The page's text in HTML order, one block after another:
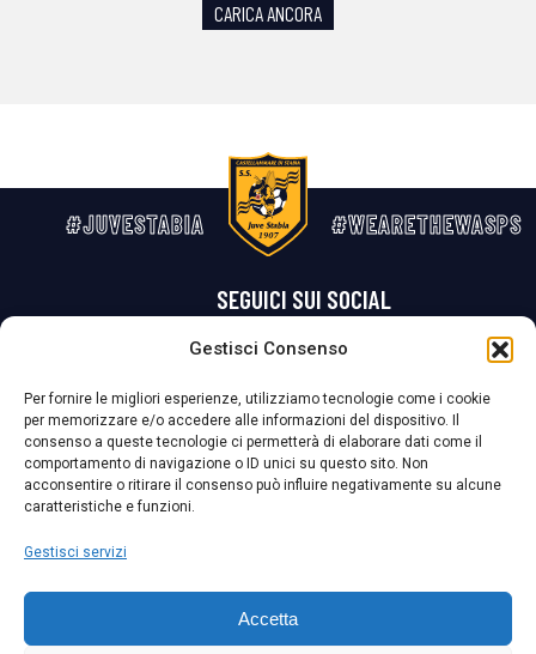
Gestisci Consenso
Per fornire le migliori esperienze, utilizziamo tecnologie come i cookie
per memorizzare e/o accedere alle informazioni del dispositivo. Il
consenso a queste tecnologie ci permetterà di elaborare dati come il
comportamento di navigazione o ID unici su questo sito. Non
acconsentire o ritirare il consenso può influire negativamente su alcune
caratteristiche e funzioni.
Gestisci servizi
Accetta
CARICA ANCORA
#JUVESTABIA #WEARETHEWASPS
SEGUICI SUI SOCIAL
La Società ha nominato il Responsabile della Protezione dei Dati Personali (DPO), figura specializzata che vigila sulle modalità adottate dalla
nostra Società per tutelare i Suoi dati personali.